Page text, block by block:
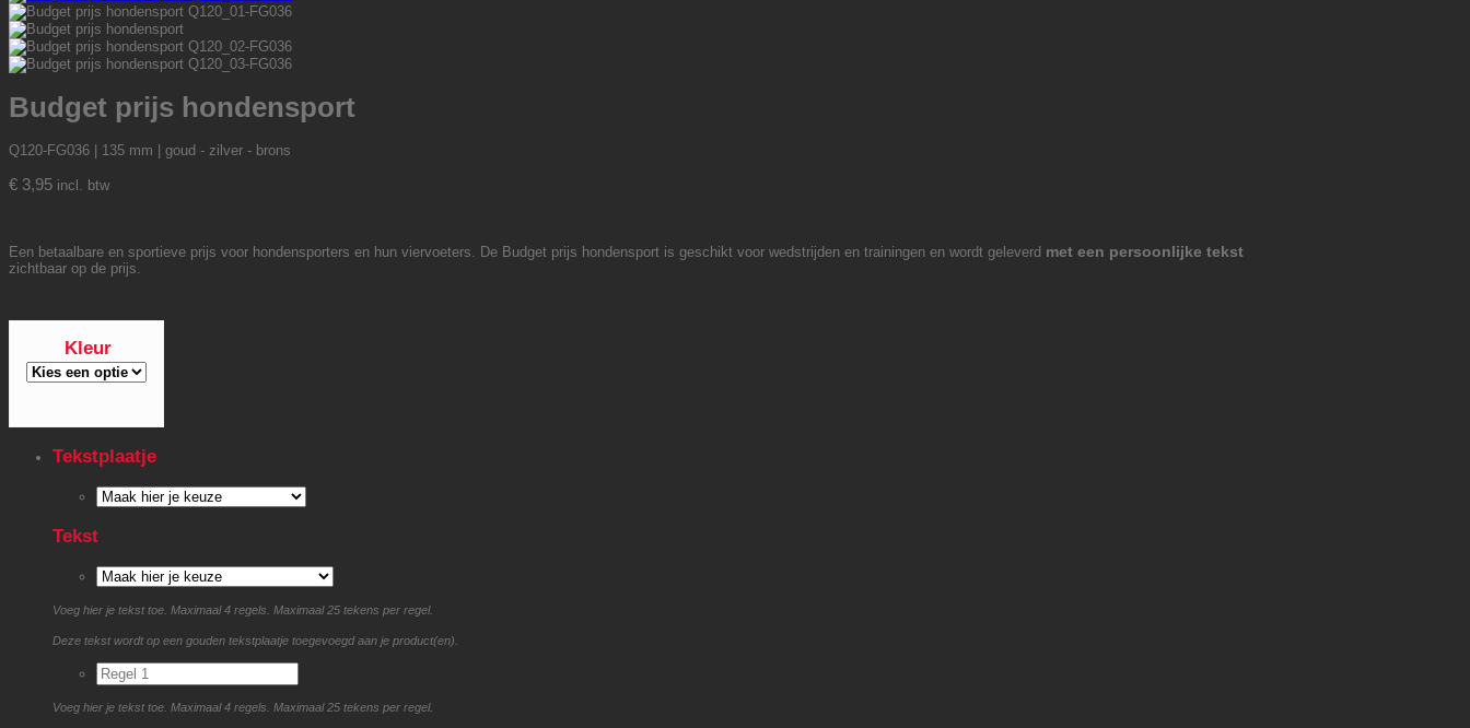
Budget prijs hondensport
Q120-FG036 | 135 mm | goud - zilver - brons
€ 3,95 incl. btw
Een betaalbare en sportieve prijs voor hondensporters en hun viervoeters. De Budget prijs hondensport is geschikt voor wedstrijden en trainingen en wordt geleverd met een persoonlijke tekst
zichtbaar op de prijs.
Kleur
Tekstplaatje
Tekst
Voeg hier je tekst toe. Maximaal 4 regels. Maximaal 25 tekens per regel.
Deze tekst wordt op een gouden tekstplaatje toegevoegd aan je product(en).
Voeg hier je tekst toe. Maximaal 4 regels. Maximaal 25 tekens per regel.